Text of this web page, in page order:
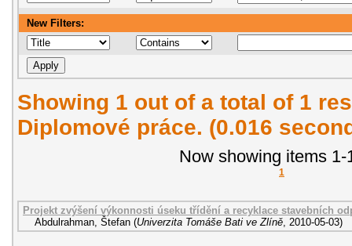
New Filters:
Showing 1 out of a total of 1
Diplomové práce. (0.016
Now showing items 1-
1
Projekt zvýšení výkonnosti úseku třídění a recyklace stavebních
Abdulrahman, Štefan (Univerzita Tomáše Bati ve Zlíně, 2010-05-03)